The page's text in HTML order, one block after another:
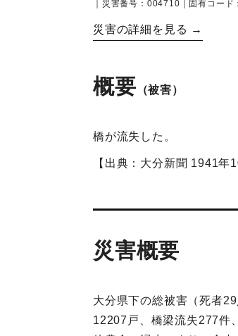
｜災害番号：004710｜固有コー
災害の詳細を見る →
概要 （被害）
橋が流失した。
【出典：大分新聞 1941年
災害概要
大分県下の総被害（死者
12207戸、橋梁流失277件